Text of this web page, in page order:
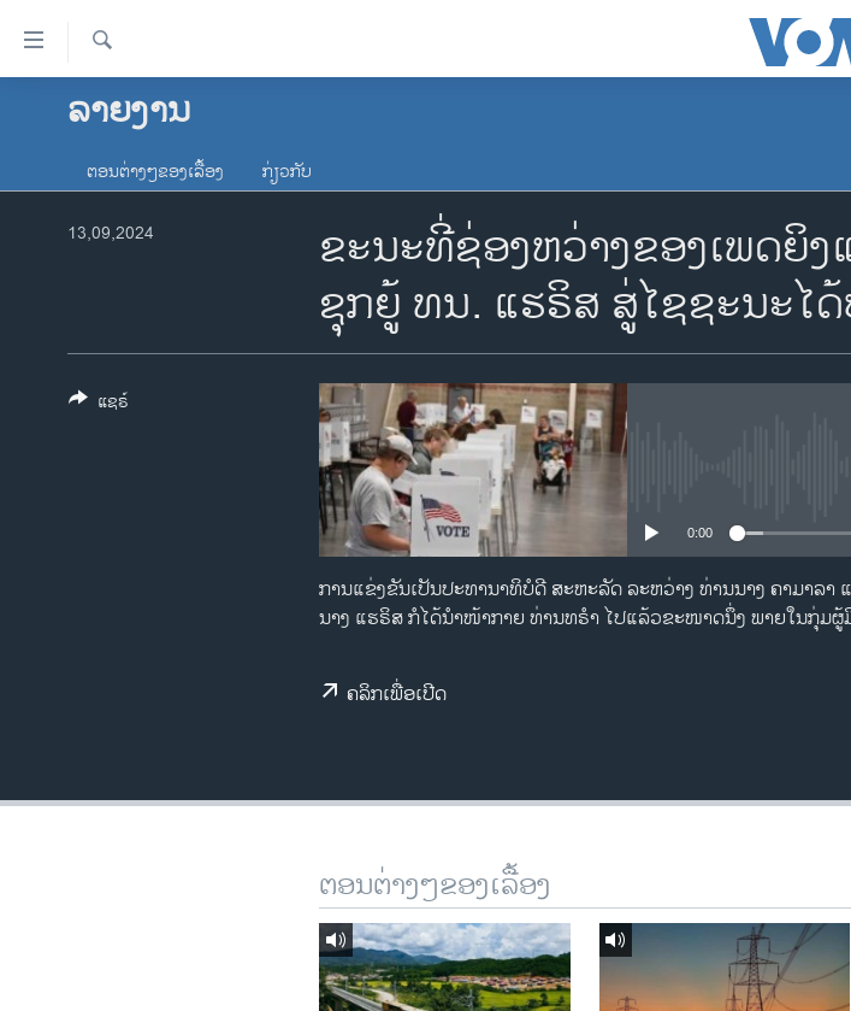
ລິ້ງ
ສຳຫລັບ
ຂ້າມ
ໂຮມເພຈ
ອາເມຣິກາ
ການເລືອກຕັ້ງ ປະທານາທີບໍດີ ສະຫະລັດ
ເອເຊຍ
ລາຍງານ
ຕອນຕ່າງໆຂອງເລື້ອງ ກ່ຽວກັບ
ຂະນະທີ່ຊ່ອງຫວ່າງຂອງເພດຍິ
ຊຸກຍູ້ ທນ. ແຮຣິສ ສູ່ໄຊຊະນະໄ
13,09,2024
0:00
ການແຂ່ງຂັນເປັນປະທານາທິບໍດີ ສະຫະລັດ ລະຫວ່າງ ທ່ານນາງ ຄາມາລ
ນາງ ແຮຣິສ ກໍໄດ້ນຳໜ້າກາຍ ທ່ານທຣຳ ໄປແລ້ວຂະໜາດນຶ່ງ ພາຍໃນກຸ່ມ
ຄລິກເພື່ອເປີດ
ແຊຣ໌
ຕອນຕ່າງໆຂອງເລື້ອງ